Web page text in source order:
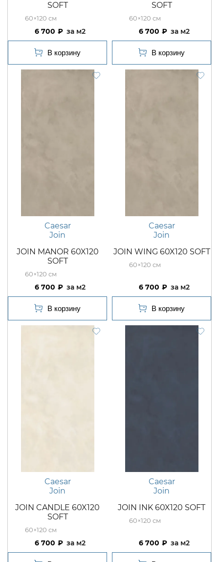
SOFT
60×120
6 700 м2
SOFT
60×120
6 700 м2
Caesar
Join
JOIN MANOR 60X120
SOFT
60×120
6 700 м2
Caesar
Join
JOIN WING 60X120 SOFT
60×120
6 700 м2
Caesar
Join
JOIN CANDLE 60X120
SOFT
60×120
6 700 м2
Caesar
Join
JOIN INK 60X120 SOFT
60×120
6 700 м2